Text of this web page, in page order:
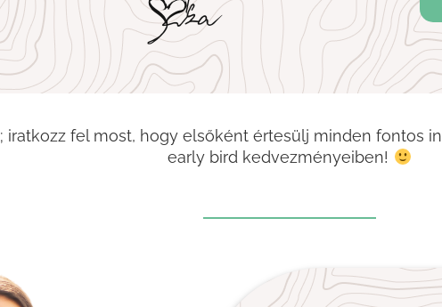
iratkozz fel most, hogy elsőként értesülj minden fontos
early bird kedvezményeiben!